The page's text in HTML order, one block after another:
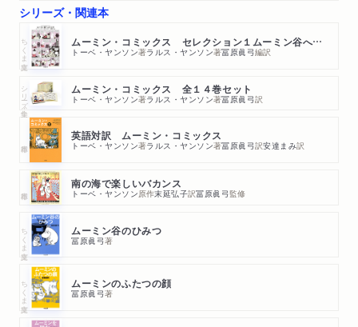
シリーズ・関連本
ちくま文庫 ムーミン・コミックス セレクション１ムーミン谷へようこそ
トーベ・ヤンソン著ラルス・ヤンソン著冨原眞弓編訳
シリーズ・全集 ムーミン・コミックス 全１４巻セット
トーベ・ヤンソン著ラルス・ヤンソン著冨原眞弓訳
英語対訳 ムーミン・コミックス
トーベ・ヤンソン著ラルス・ヤンソン著冨原眞弓訳安達まみ訳
南の海で楽しいバカンス
トーベ・ヤンソン原作末延弘子訳冨原眞弓監修
ちくま文庫 ムーミン谷のひみつ
冨原眞弓著
ちくま文庫 ムーミンのふたつの顔
冨原眞弓著